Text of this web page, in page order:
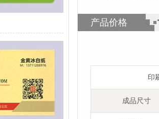
产品价格
印
成品尺寸